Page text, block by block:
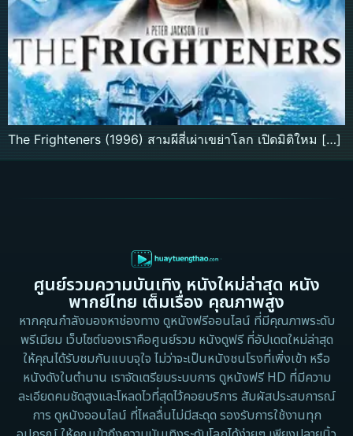
The Frighteners (1996) สามผีสี่เผ่าเขย่าโลก เปิดมิติใหม […]
ศูนย์รวมความบันเทิง หนังใหม่ล่าสุด หนัง
พากย์ไทย เต็มเรื่อง คุณภาพสูง
หากคุณกำลังมองหาช่องทาง ดูหนังฟรีออนไลน์ ที่มีคุณภาพระดับ
พรีเมียม เว็บไซต์ของเราคือศูนย์รวม หนังดูฟรี ที่อัปเดตใหม่ล่าสุด
ให้คุณได้รับชมกันแบบจุใจ ไม่ว่าจะเป็นหนังชนโรงที่เพิ่งเข้า หรือ
หนังดังในตำนาน เราจัดเตรียมระบบการ ดูหนังฟรี HD ที่มีความ
ละเอียดคมชัดสูงและโหลดไวที่สุดไว้คอยบริการ สัมผัสประสบการณ์
การ ดูหนังออนไลน์ ที่ไหลลื่นไม่มีสะดุด รองรับการใช้งานทุก